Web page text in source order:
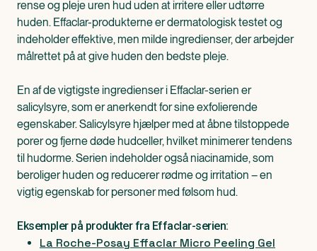
rense og pleje uren hud uden at irritere eller udtørre
huden. Effaclar-produkterne er dermatologisk testet og
indeholder effektive, men milde ingredienser, der arbejder
målrettet på at give huden den bedste pleje.
En af de vigtigste ingredienser i Effaclar-serien er
salicylsyre, som er anerkendt for sine exfolierende
egenskaber. Salicylsyre hjælper med at åbne tilstoppede
porer og fjerne døde hudceller, hvilket minimerer tendens
til hudorme. Serien indeholder også niacinamide, som
beroliger huden og reducerer rødme og irritation – en
vigtig egenskab for personer med følsom hud.
Eksempler på produkter fra Effaclar-serien:
La Roche-Posay Effaclar Micro Peeling Gel